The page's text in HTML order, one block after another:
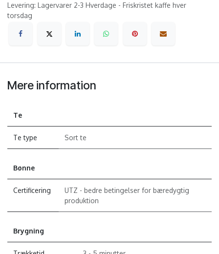
Levering: Lagervarer 2-3 Hverdage - Friskristet kaffe hver
torsdag
Mere information
Te
Te type Sort te
Bønne
Certificering
UTZ - bedre betingelser for bæredygtig
produktion
Brygning